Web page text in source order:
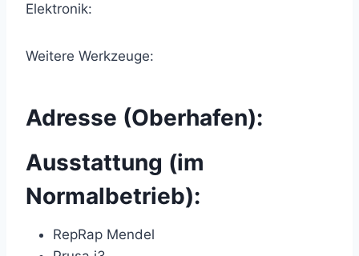
Elektronik:
Weitere Werkzeuge:
Adresse (Oberhafen):
Ausstattung (im
Normalbetrieb):
RepRap Mendel